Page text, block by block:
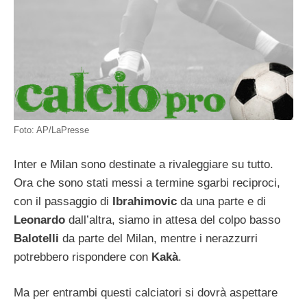
Foto: AP/LaPresse
Inter e Milan sono destinate a rivaleggiare su tutto.
Ora che sono stati messi a termine sgarbi reciproci,
con il passaggio di Ibrahimovic da una parte e di
Leonardo dall’altra, siamo in attesa del colpo basso
Balotelli da parte del Milan, mentre i nerazzurri
potrebbero rispondere con Kakà.
Ma per entrambi questi calciatori si dovrà aspettare